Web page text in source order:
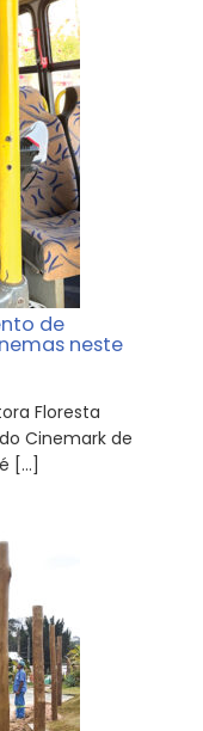
de
neste
Floresta
Cinemark de
[…]